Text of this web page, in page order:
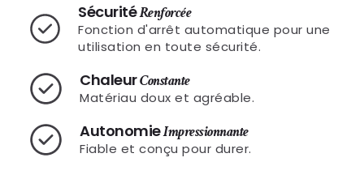
SécuritéRenforcée
Fonction d'arrêt automatique pour une
utilisation en toute sécurité.
ChaleurConstante
Matériau doux et agréable.
AutonomieImpressionnante
Fiable et conçu pour durer.